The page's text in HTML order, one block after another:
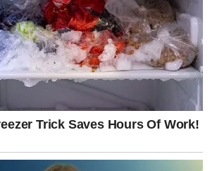
ulazi u život Device i
lakše.
Merkur udružila sa anđeoskom
je bilo borbe. Sada stiže
čini NEPobedivom: